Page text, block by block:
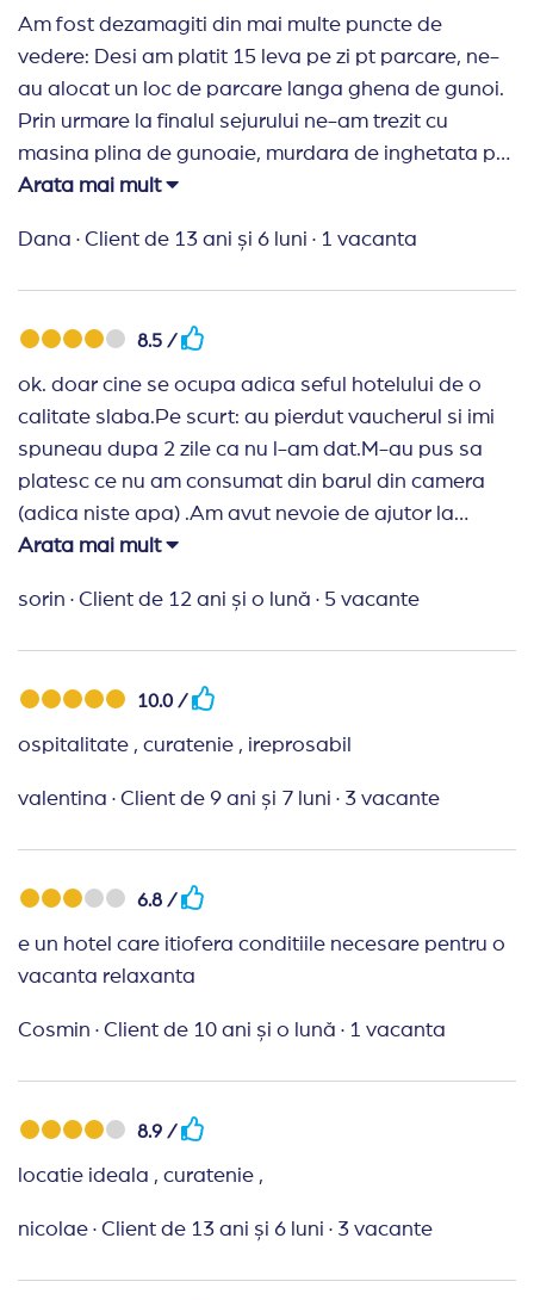
Am fost dezamagiti din mai multe puncte de
vedere: Desi am platit 15 leva pe zi pt parcare, ne-
au alocat un loc de parcare langa ghena de gunoi.
Prin urmare la finalul sejurului ne-am trezit cu
masina plina de gunoaie, murdara de inghetata pe
geamuri; Desi am avut inchiriat apartament pt 3
cand am solicitat un pat extensibil, personalul de la
doua persoane; Apartamentul nu are baie de
serviciu; Wifi-ul trebuie achitat suplimentar! La cina,
efectiv nu gaseai loc pentru a lua masa, full...
Recomand Travelplanner:
foarte prompti. Anul acesta am rezervat pe ultima
suta si nu am avut probleme
Arata mai mult
Dana · Client de 13 ani și 6 luni · 1 vacanta
8.5 /
ok. doar cine se ocupa adica seful hotelului de o
calitate slaba.Pe scurt: au pierdut vaucherul si imi
spuneau dupa 2 zile ca nu l-am dat.M-au pus sa
platesc ce nu am consumat din barul din camera
(adica niste apa) .Am avut nevoie de ajutor la
plecare pt masina (mica problema tehnica) au spus
chemat dar am rezolvat .In rest Ok ,dar nu ma mai
Arata mai mult
sorin · Client de 12 ani și o lună · 5 vacante
10.0 /
ospitalitate , curatenie , ireprosabil
valentina · Client de 9 ani și 7 luni · 3 vacante
6.8 /
e un hotel care itiofera conditiile necesare pentru o
vacanta relaxanta
Cosmin · Client de 10 ani și o lună · 1 vacanta
8.9 /
locatie ideala , curatenie ,
nicolae · Client de 13 ani și 6 luni · 3 vacante